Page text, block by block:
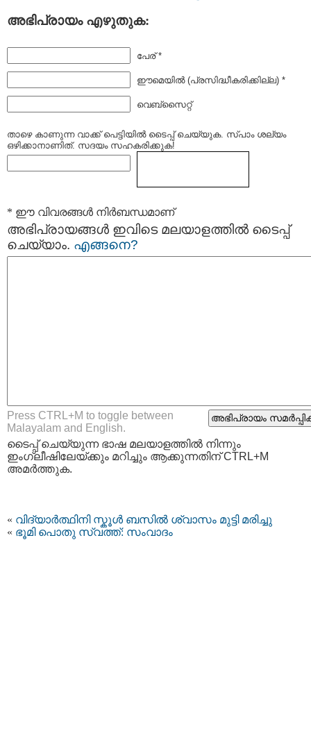
അഭിപ്രായം എഴുതുക:
പേര് *
ഈമെയില്‍ (പ്രസിദ്ധീകരിക്കില്ല) *
വെബ്സൈറ്റ്
താഴെ കാണുന്ന വാക്ക് പെട്ടിയില്‍ ടൈപ്പ്‌ ചെയ്യുക. സ്പാം ശല്യം
ഒഴിക്കാനാണിത്. സദയം സഹകരിക്കുക!
* ഈ വിവരങ്ങള്‍ നിര്‍ബന്ധമാണ്
അഭിപ്രായങ്ങള്‍ ഇവിടെ മലയാളത്തില്‍ ടൈപ്പ്
ചെയ്യാം. എങ്ങനെ?
Press CTRL+M to toggle between
Malayalam and English.
ടൈപ്പ്‌ ചെയ്യുന്ന ഭാഷ മലയാളത്തില്‍ നിന്നും
ഇംഗ്ലീഷിലേയ്ക്കും മറിച്ചും ആക്കുന്നതിന് CTRL+M
അമര്‍ത്തുക.
« വിദ്യാര്‍ത്ഥിനി സ്കൂള്‍ ബസില്‍ ശ്വാസം മുട്ടി മരിച്ചു
« ഭൂമി പൊതു സ്വത്ത്‌: സംവാദം